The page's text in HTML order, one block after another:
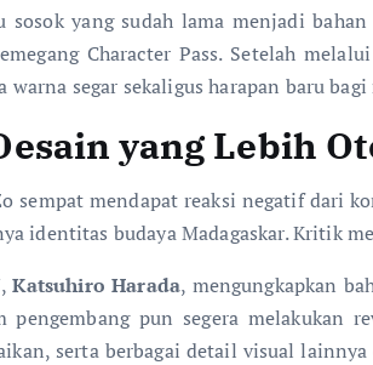
yang sudah lama menjadi bahan
Character Pass. Setelah
segar sekaligus harapan baru bagi
yang Lebih
sempat mendapat reaksi negatif dari
identitas budaya Madagaskar. Kritik
Katsuhiro Harada, mengungkapkan
pun segera
serta berbagai detail visual